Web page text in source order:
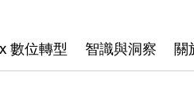
數位轉型 智識與洞察 關